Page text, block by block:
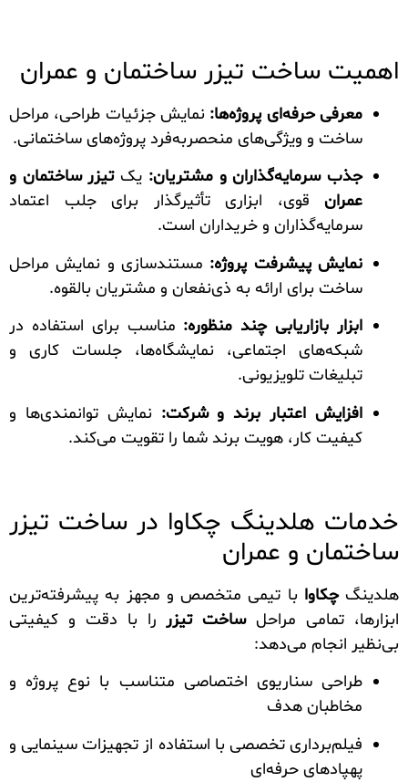
اهمیت ساخت تیزر ساختمان و عمران
معرفی حرفه‌ای پروژه‌ها: نمایش جزئیات طراحی، مراحل
ساخت و ویژگی‌های منحصربه‌فرد پروژه‌های ساختمانی.
جذب سرمایه‌گذاران و مشتریان: یکتیزر ساختمان و
عمران قوی، ابزاری تأثیرگذار برای جلب اعتماد
سرمایه‌گذاران و خریداران است.
نمایش پیشرفت پروژه: مستندسازی و نمایش مراحل
ساخت برای ارائه به ذی‌نفعان و مشتریان بالقوه.
ابزار بازاریابی چند منظوره: مناسب برای استفاده در
شبکه‌های اجتماعی، نمایشگاه‌ها، جلسات کاری و
تبلیغات تلویزیونی.
افزایش اعتبار برند و شرکت: نمایش توانمندی‌ها و
کیفیت کار، هویت برند شما را تقویت می‌کند.
خدمات هلدینگ چکاوا در ساخت تیزر
ساختمان و عمران
هلدینگچکاوا با تیمی متخصص و مجهز به پیشرفته‌ترین
ابزارها، تمامی مراحلساخت تیزررا با دقت و کیفیتی
بی‌نظیر انجام می‌دهد:
طراحی سناریوی اختصاصی متناسب با نوع پروژه و
مخاطبان هدف
فیلم‌برداری تخصصی با استفاده از تجهیزات سینمایی و
پهپادهای حرفه‌ای